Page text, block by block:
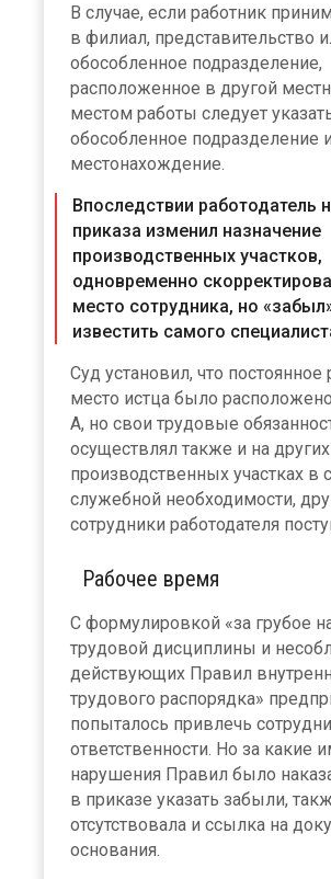
В случае, если работник
в филиал, представительство
обособленное подразделение,
расположенное в другой
местом работы следует
обособленное подразделение
местонахождение.
Впоследствии работодатель
приказа изменил назначение
производственных участков,
одновременно
место сотрудника, но
известить самого
Суд установил, что постоянное
место истца было
А, но свои трудовые
осуществлял также и на других
производственных участках в
служебной необходимости,
сотрудники работодателя
Рабочее время
С формулировкой «за грубое
трудовой дисциплины и
действующих Правил
трудового распорядка»
попыталось привлечь
ответственности. Но за какие
нарушения Правил было
в приказе указать забыли,
отсутствовала и ссылка на
основания.